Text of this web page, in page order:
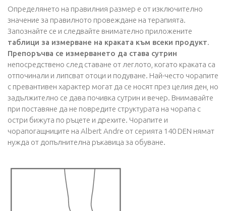
Определянето на правилния размер е от изключително
значение за правилното провеждане на терапията.
Запознайте се и следвайте внимателно приложените
таблици за измерване на краката към всеки продукт.
Препоръчва се измерването да става сутрин
непосредствено след ставане от леглото, когато краката са
отпочинали и липсват отоци и подуване. Най-често чорапите
с превантивен характер могат да се носят през целия ден, но
задължително се дава почивка сутрин и вечер. Внимавайте
при поставяне да не повредите структурата на чорапа с
остри бижута по ръцете и дрехите. Чорапите и
чорапогащниците на Albert Andre от серията 140 DEN нямат
нужда от допълнителна ръкавица за обуване.